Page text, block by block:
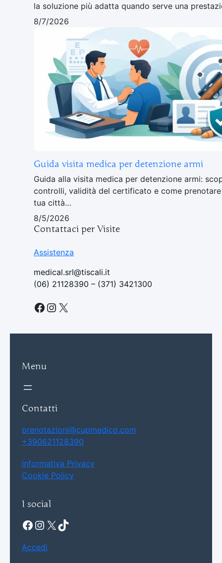
la soluzione più adatta quando serve una
8/7/2026
Guida visita medica per detenzione armi
Guida alla visita medica per detenzione armi:
controlli, validità del certificato e come
tua città…
8/5/2026
Contattaci per Visite
Assistenza
medical.srl@tiscali.it
(06) 21128390 – (371) 3421300
Facebook Instagram X
Menu
Contatti
prenotazioni@cupmedico.com
+390621128390
Informativa Privacy
Cookie Policy
I social
Facebook Instagram X TikTok
Accedi